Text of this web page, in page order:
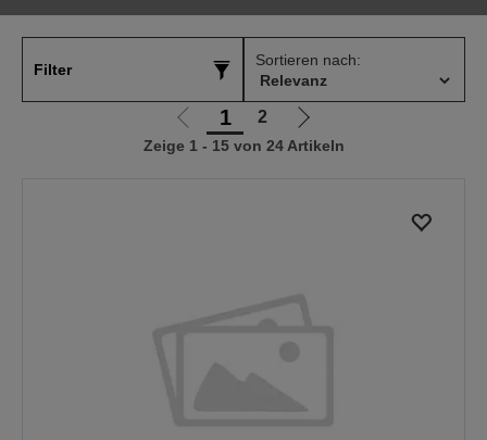
Filter
Sortieren nach:
Zur
vorherigen
1 2
Zur
nächsten
Zeige 1 - 15 von 24 Artikeln